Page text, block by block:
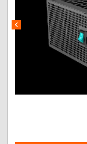
chevron_left